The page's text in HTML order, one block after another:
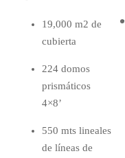
19,000 m2 de
cubierta
224 domos
prismáticos
4×8’
550 mts lineales
de líneas de